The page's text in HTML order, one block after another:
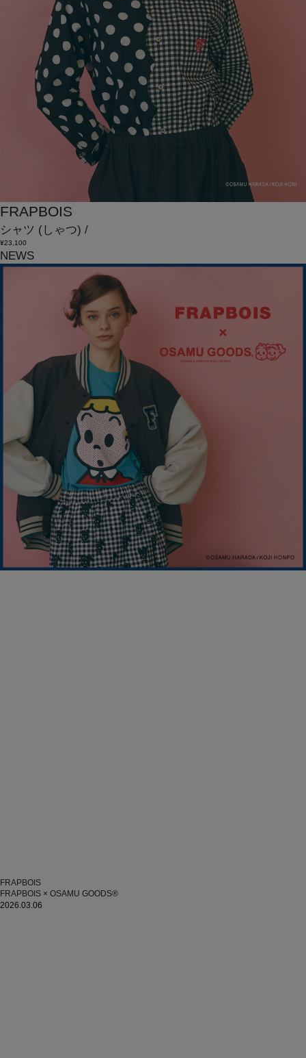
FRAPBOIS
シャツ (しゃつ) /
¥23,100
NEWS
FRAPBOIS
FRAPBOIS × OSAMU GOODS®
2026.03.06